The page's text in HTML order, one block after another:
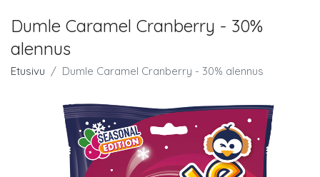
Dumle Caramel Cranberry - 30%
alennus
Etusivu Dumle Caramel Cranberry - 30% alennus